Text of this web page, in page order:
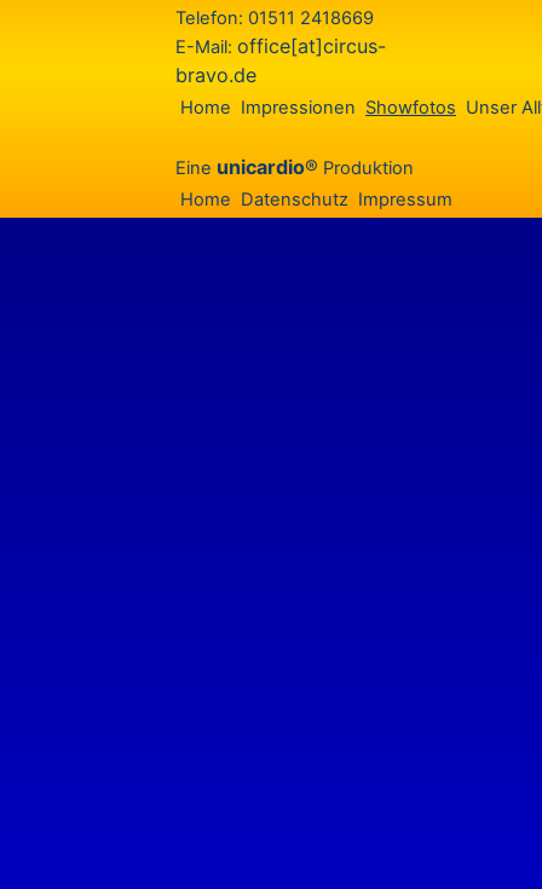
Telefon: 01511 2418669
E-Mail: office[at]circus-
bravo.de
Home Impressionen Showfotos Unser
Eine unicardio® Produktion
Home Datenschutz Impressum